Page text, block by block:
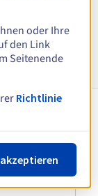
oder Ihre
den Link
Seitenende
Richtlinie